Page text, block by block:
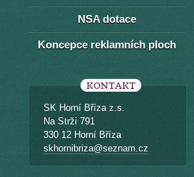
NSA dotace
Koncepce reklamních ploch
KONTAKT
SK Horní Bříza z.s.
Na Strži 791
330 12 Horní Bříza
skhornibriza@seznam.cz